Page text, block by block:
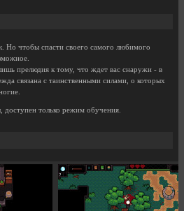
Но чтобы спасти своего самого любимого
прелюдия к тому, что ждет вас снаружи - в
связана с таинственными силами, о которых
доступен только режим обучения.